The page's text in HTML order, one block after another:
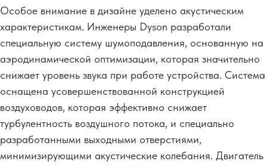
Особое внимание в дизайне уделено акустическим
характеристикам. Инженеры Dyson разработали
специальную систему шумоподавления, основанную на
аэродинамической оптимизации, которая значительно
снижает уровень звука при работе устройства. Система
оснащена усовершенствованной конструкцией
воздуховодов, которая эффективно снижает
турбулентность воздушного потока, и специально
разработанными выходными отверстиями,
минимизирующими акустические колебания. Двигатель